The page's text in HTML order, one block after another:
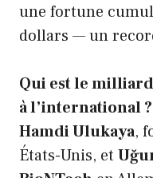
une fortune
dollars — un
Qui est le
à l’international ?
Hamdi Ulukaya,
États-Unis, et